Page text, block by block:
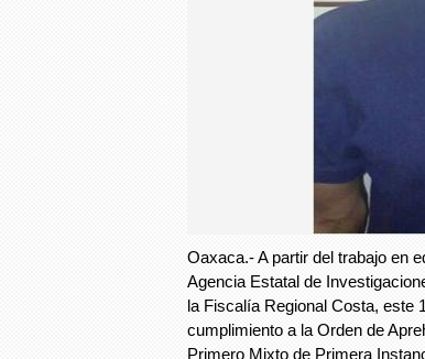
Oaxaca.- A partir del trabajo en
Agencia Estatal de
la Fiscalía Regional Costa, este
cumplimiento a la Orden de
Primero Mixto de Primera